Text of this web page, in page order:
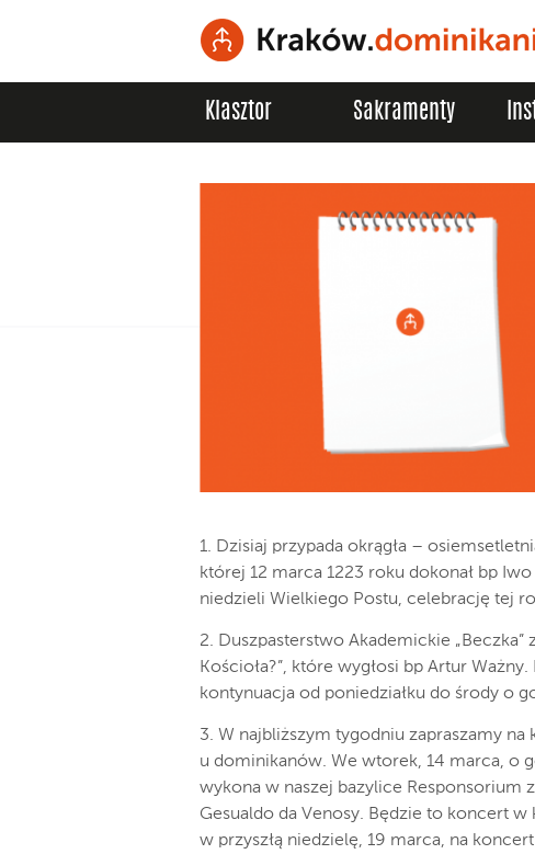
Klasztor Sakramenty
1. Dzisiaj przypada okrągła –
której 12 marca 1223 roku dokonał bp
niedzieli Wielkiego Postu, celebrację tej
2. Duszpasterstwo Akademickie
Kościoła?”, które wygłosi bp Artur
kontynuacja od poniedziałku do środy o
3. W najbliższym tygodniu zapraszamy
u dominikanów. We wtorek, 14 marca, o
wykona w naszej bazylice Responsorium
Gesualdo da Venosy. Będzie to koncert
w przyszłą niedzielę, 19 marca, na